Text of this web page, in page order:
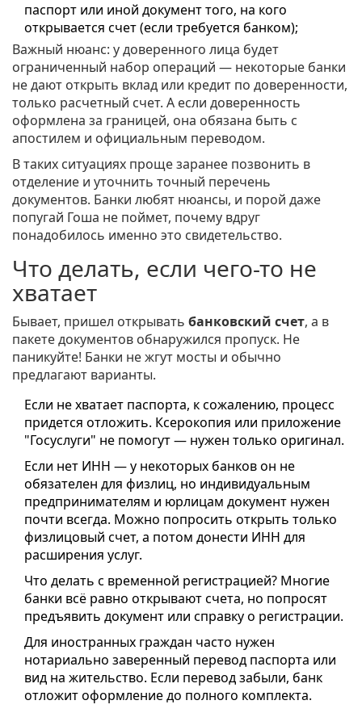
паспорт или иной документ того, на кого
открывается счет (если требуется банком);
Важный нюанс: у доверенного лица будет
ограниченный набор операций — некоторые банки
не дают открыть вклад или кредит по доверенности,
только расчетный счет. А если доверенность
оформлена за границей, она обязана быть с
апостилем и официальным переводом.
В таких ситуациях проще заранее позвонить в
отделение и уточнить точный перечень
документов. Банки любят нюансы, и порой даже
попугай Гоша не поймет, почему вдруг
понадобилось именно это свидетельство.
Что делать, если чего-то не
хватает
Бывает, пришел открывать банковский счет, а в
пакете документов обнаружился пропуск. Не
паникуйте! Банки не жгут мосты и обычно
предлагают варианты.
Если не хватает паспорта, к сожалению, процесс
придется отложить. Ксерокопия или приложение
"Госуслуги" не помогут — нужен только оригинал.
Если нет ИНН — у некоторых банков он не
обязателен для физлиц, но индивидуальным
предпринимателям и юрлицам документ нужен
почти всегда. Можно попросить открыть только
физлицовый счет, а потом донести ИНН для
расширения услуг.
Что делать с временной регистрацией? Многие
банки всё равно открывают счета, но попросят
предъявить документ или справку о регистрации.
Для иностранных граждан часто нужен
нотариально заверенный перевод паспорта или
вид на жительство. Если перевод забыли, банк
отложит оформление до полного комплекта.